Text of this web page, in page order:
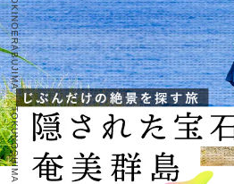
OKINOERABUJIMA
TOKUNOSHIMA